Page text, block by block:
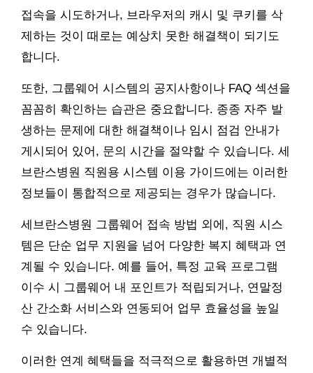
접속을 시도하거나, 브라우저의 캐시 및 쿠키를 삭
제하는 것이 때로는 예상치 못한 해결책이 되기도
합니다.
또한, 그룹웨어 시스템의 공지사항이나 FAQ 섹션을
꼼꼼히 확인하는 습관은 중요합니다. 종종 자주 발
생하는 문제에 대한 해결책이나 임시 점검 안내가
게시되어 있어, 문의 시간을 절약할 수 있습니다. 세
브란스병원 직원용 시스템 이용 가이드에는 이러한
정보들이 통합적으로 제공되는 경우가 많습니다.
세브란스병원 그룹웨어 접속 방법 외에, 직원 시스
템은 단순 업무 지원을 넘어 다양한 복지 혜택과 연
계될 수 있습니다. 예를 들어, 특정 교육 프로그램
이수 시 그룹웨어 내 포인트가 적립되거나, 연말정
산 간소화 서비스와 연동되어 업무 효율성을 높일
수 있습니다.
이러한 연계 혜택들을 적극적으로 활용하면 개별적